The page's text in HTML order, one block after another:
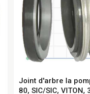
Joint d'arbre la
80, SIC/SIC, VITON,